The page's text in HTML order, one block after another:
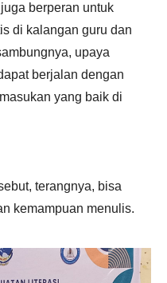
berperan untuk
di kalangan guru dan
upaya
berjalan dengan
yang baik di
terangnya, bisa
kemampuan menulis.